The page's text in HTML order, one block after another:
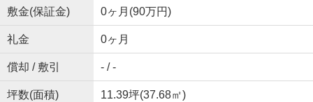
敷金(保証金) 0ヶ月(90万円)
礼金 0ヶ月
償却 / 敷引 - / -
坪数(面積) 11.39坪(37.68㎡)